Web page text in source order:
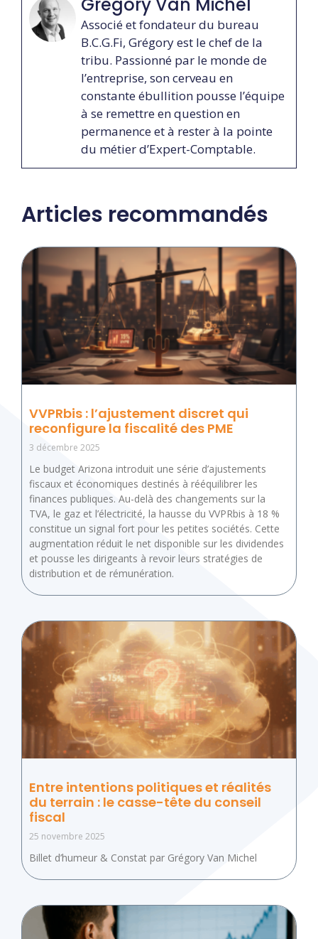
Grégory Van Michel
Associé et fondateur du bureau
B.C.G.Fi, Grégory est le chef de la
tribu. Passionné par le monde de
l’entreprise, son cerveau en
constante ébullition pousse l’équipe
à se remettre en question en
permanence et à rester à la pointe
du métier d’Expert-Comptable.
Articles recommandés
VVPRbis : l’ajustement discret qui
reconfigure la fiscalité des PME
3 décembre 2025
Le budget Arizona introduit une série d’ajustements
fiscaux et économiques destinés à rééquilibrer les
finances publiques. Au-delà des changements sur la
TVA, le gaz et l’électricité, la hausse du VVPRbis à 18 %
constitue un signal fort pour les petites sociétés. Cette
augmentation réduit le net disponible sur les dividendes
et pousse les dirigeants à revoir leurs stratégies de
distribution et de rémunération.
Entre intentions politiques et réalités
du terrain : le casse-tête du conseil
fiscal
25 novembre 2025
Billet d’humeur & Constat par Grégory Van Michel